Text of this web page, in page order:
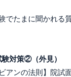
たまに聞かれる
対策②（外見）
ンの法則】院試